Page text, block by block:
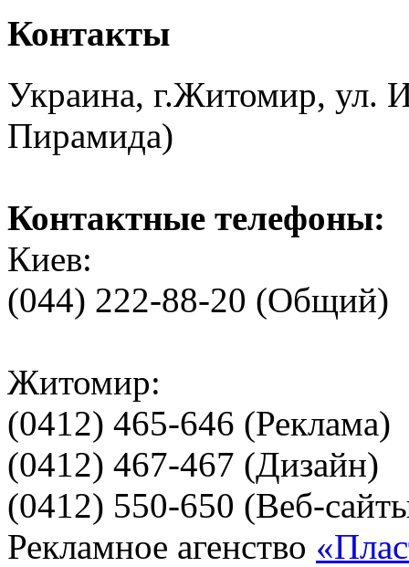
Контакты
Украина, г.Житомир, ул.
Пирамида)
Контактные телефоны:
Киев:
(044) 222-88-20 (Общий)
Житомир:
(0412) 465-646 (Реклама)
(0412) 467-467 (Дизайн)
(0412) 550-650 (Веб-
Рекламное агенство